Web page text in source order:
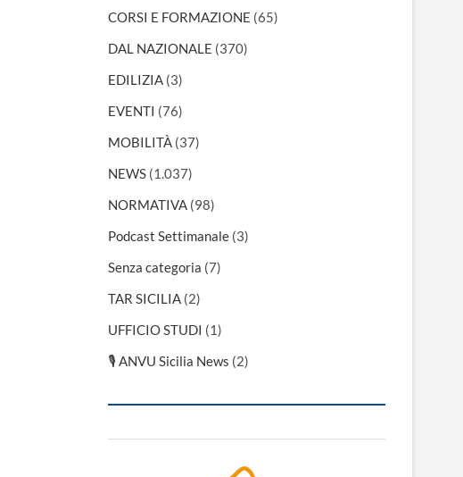
CORSI E FORMAZIONE (65)
DAL NAZIONALE (370)
EDILIZIA (3)
EVENTI (76)
MOBILITÀ (37)
NEWS (1.037)
NORMATIVA (98)
Podcast Settimanale (3)
Senza categoria (7)
TAR SICILIA (2)
UFFICIO STUDI (1)
🎙 ANVU Sicilia News (2)